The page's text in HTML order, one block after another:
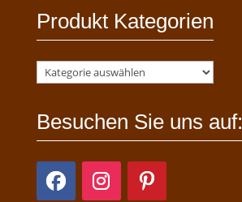
Produkt Kategorien
Besuchen Sie uns auf: